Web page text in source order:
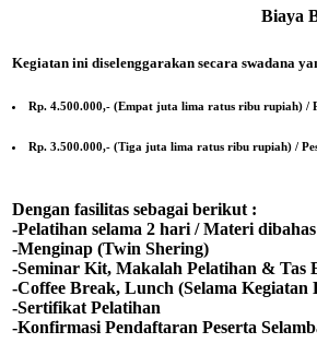
Biaya
Kegiatan ini diselenggarakan secara swadana
Rp. 4.500.000,- (Empat juta lima ratus ribu rupiah) /
Rp. 3.500.000,- (Tiga juta lima ratus ribu rupiah) /
Dengan fasilitas sebagai berikut :
-Pelatihan selama 2 hari / Materi dibahas
-Menginap (Twin Shering)
-Seminar Kit, Makalah Pelatihan & Tas
-Coffee Break, Lunch (Selama Kegiatan
-Sertifikat Pelatihan
-Konfirmasi Pendaftaran Peserta